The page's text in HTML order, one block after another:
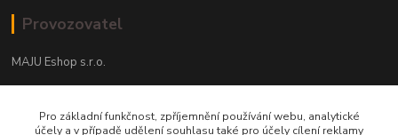
Provozovatel
MAJU Eshop s.r.o.
702 00 Ostrava
Pro základní funkčnost, zpříjemnění používání webu, analytické
účely a v případě udělení souhlasu také pro účely cílení reklamy